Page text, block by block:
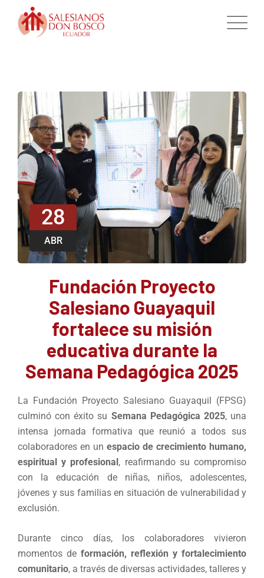
28
ABR
Fundación Proyecto
Salesiano Guayaquil
fortalece su misión
educativa durante la
Semana Pedagógica 2025
La Fundación Proyecto Salesiano Guayaquil (FPSG)
culminó con éxito su Semana Pedagógica 2025, una
intensa jornada formativa que reunió a todos sus
colaboradores en un espacio de crecimiento humano,
espiritual y profesional, reafirmando su compromiso
con la educación de niñas, niños, adolescentes,
jóvenes y sus familias en situación de vulnerabilidad y
exclusión.
Durante cinco días, los colaboradores vivieron
momentos de formación, reflexión y fortalecimiento
comunitario, a través de diversas actividades, talleres y